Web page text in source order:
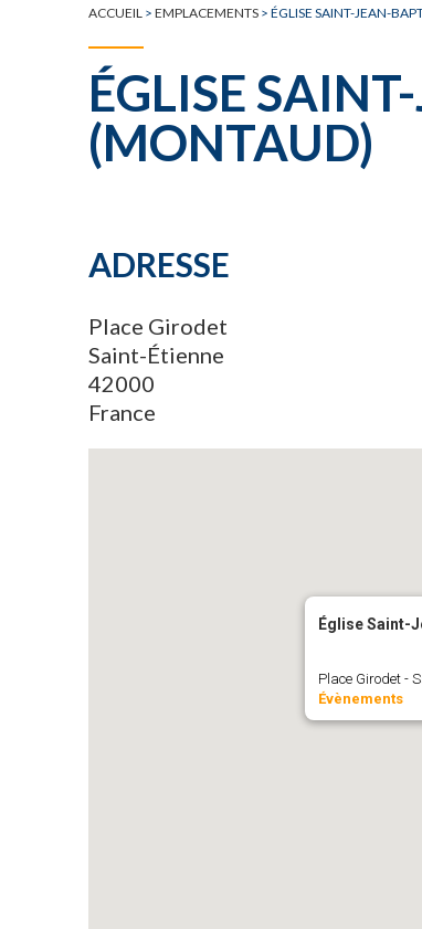
ACCUEIL > EMPLACEMENTS > ÉGLISE SAINT-JEAN-
ÉGLISE
(MONTAUD)
ADRESSE
Place Girodet
Saint-Étienne
42000
France
Église Saint-
Place Girodet -
Évènements